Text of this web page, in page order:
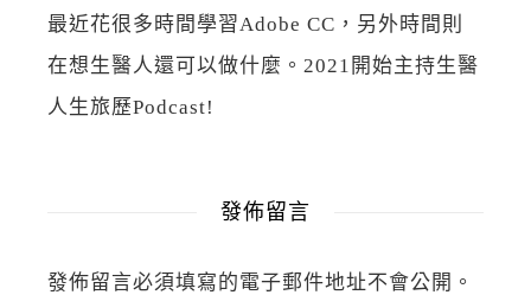
最近花很多時間學習Adobe CC，另外時間則
在想生醫人還可以做什麼。2021開始主持生醫
人生旅歷Podcast!
發佈留言
發佈留言必須填寫的電子郵件地址不會公開。